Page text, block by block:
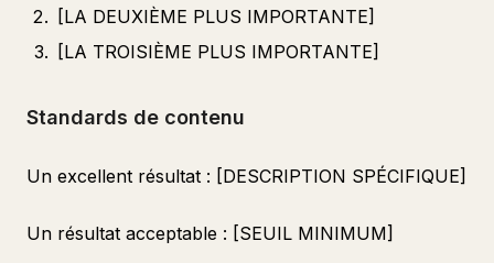
[LA DEUXIÈME PLUS IMPORTANTE]
[LA TROISIÈME PLUS IMPORTANTE]
Standards de contenu
Un excellent résultat : [DESCRIPTION SPÉCIFIQUE]
Un résultat acceptable : [SEUIL MINIMUM]